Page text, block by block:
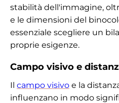
stabilità dell'immagine,
e le dimensioni del
essenziale scegliere un
proprie esigenze.
Campo visivo e
Il campo visivo e la
influenzano in modo